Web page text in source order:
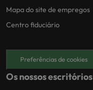
Mapa do site de empregos
Centro fiduciário
Preferências de cookies
Os nossos escritórios